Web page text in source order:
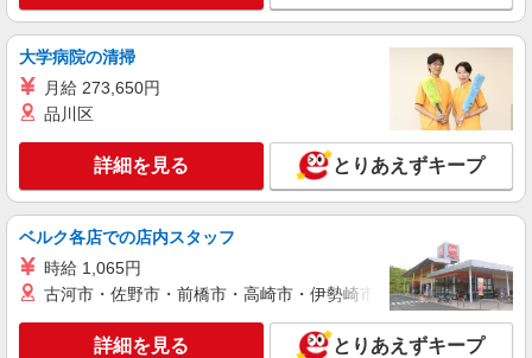
株式会社キャリアパワー
NEW
私立大学医学部／秘書／研究費管理／スケジ
時給1500円 ※交通費の別途支給あり（規定支
給）
東京都板橋区 ※自転車通勤も別途交通費支給
あり（規定支給）
キープ 詳細を見る
派遣社員
パーソルテンプスタッフ株式会社 フィールドワーク東日本CC/26-
NEW
大学病院の清掃
月給 273,650円
品川区
詳細を見る とりあえずキープ
ベルク各店での店内スタッフ
時給 1,065円
古河市・佐野市・前橋市・高崎市・伊勢崎市・太田市・館林市
詳細を見る とりあえずキープ